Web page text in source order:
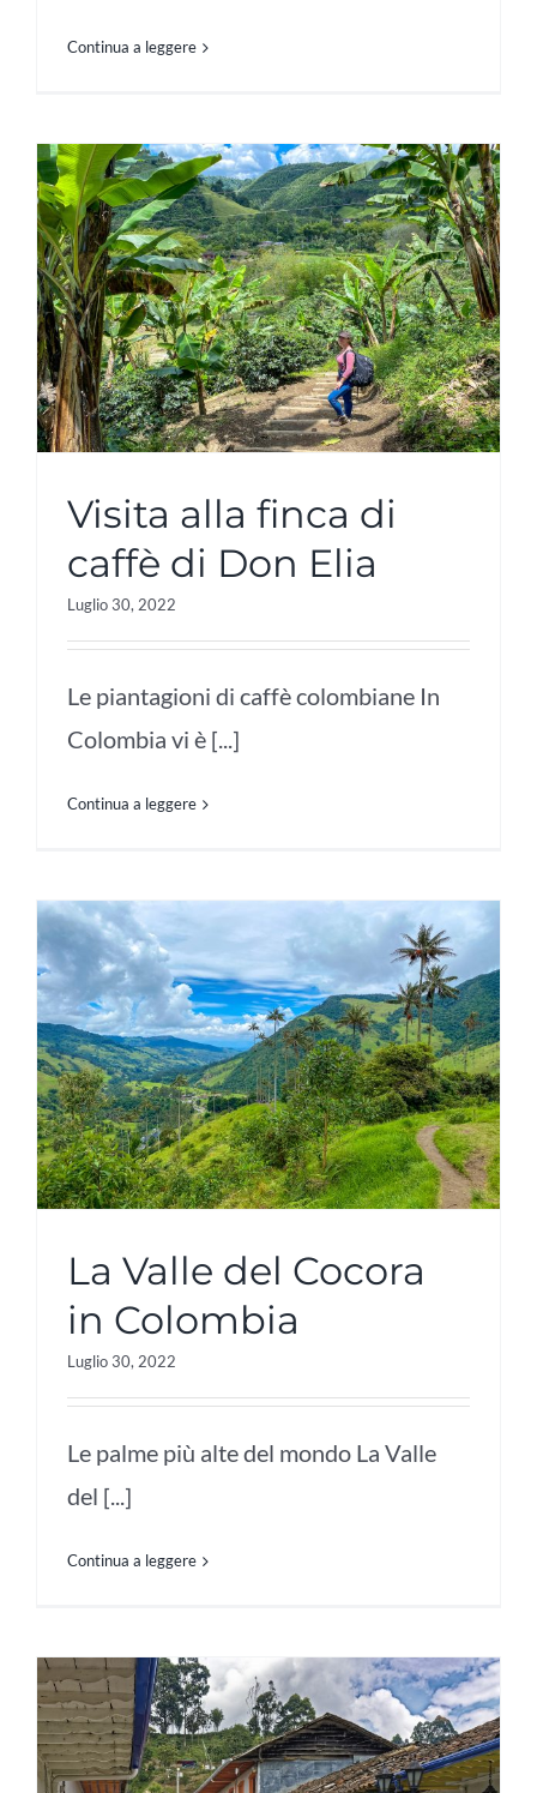
Continua a leggere
Visita alla finca di
caffè di Don Elia
Luglio 30, 2022
Le piantagioni di caffè colombiane In
Colombia vi è [...]
Continua a leggere
La Valle del Cocora
in Colombia
Luglio 30, 2022
Le palme più alte del mondo La Valle
del [...]
Continua a leggere